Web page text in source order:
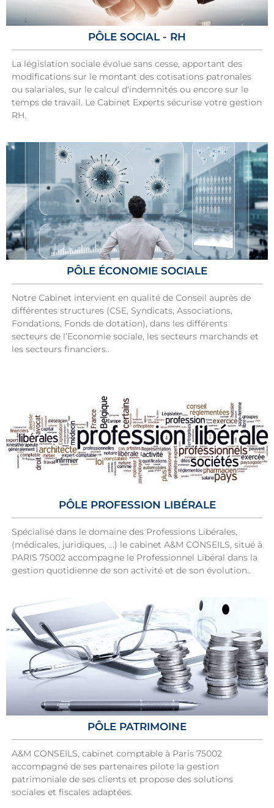
PÔLE SOCIAL - RH
La législation sociale évolue sans cesse, apportant des
modifications sur le montant des cotisations patronales
ou salariales, sur le calcul d'indemnités ou encore sur le
temps de travail. Le Cabinet Experts sécurise votre gestion
RH.
PÔLE ÉCONOMIE SOCIALE
Notre Cabinet intervient en qualité de Conseil auprès de
différentes structures (CSE, Syndicats, Associations,
Fondations, Fonds de dotation), dans les différents
secteurs de l’Economie sociale, les secteurs marchands et
les secteurs financiers..
PÔLE PROFESSION LIBÉRALE
Spécialisé dans le domaine des Professions Libérales,
(médicales, juridiques, …) le cabinet A&M CONSEILS, situé à
PARIS 75002 accompagne le Professionnel Libéral dans la
gestion quotidienne de son activité et de son évolution..
PÔLE PATRIMOINE
A&M CONSEILS, cabinet comptable à Paris 75002
accompagné de ses partenaires pilote la gestion
patrimoniale de ses clients et propose des solutions
sociales et fiscales adaptées.